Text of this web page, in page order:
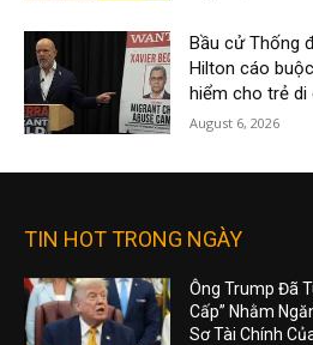
Bầu cử Thống
Hilton cáo
hiểm cho trẻ di
August 6, 2026
TIN HOT TRONG NGÀY
Ông Trump Đã
Cấp” Nhằm
Sơ Tài Chính